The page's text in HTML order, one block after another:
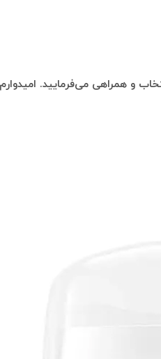
و همراهی می‌فرمایید.